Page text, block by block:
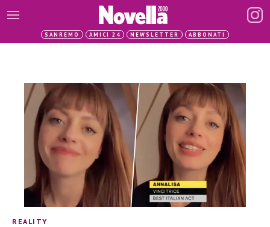
SANREMO AMICI 24 NEWSLETTER ABBONATI
REALITY